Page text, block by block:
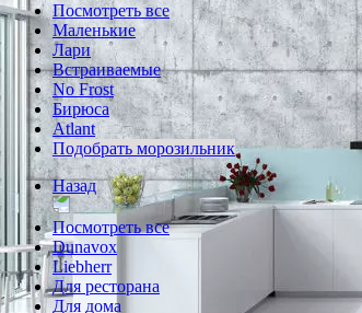
Посмотреть все
Маленькие
Лари
Встраиваемые
No Frost
Бирюса
Atlant
Подобрать морозильник
Назад
Посмотреть все
Dunavox
Liebherr
Для ресторана
Для дома